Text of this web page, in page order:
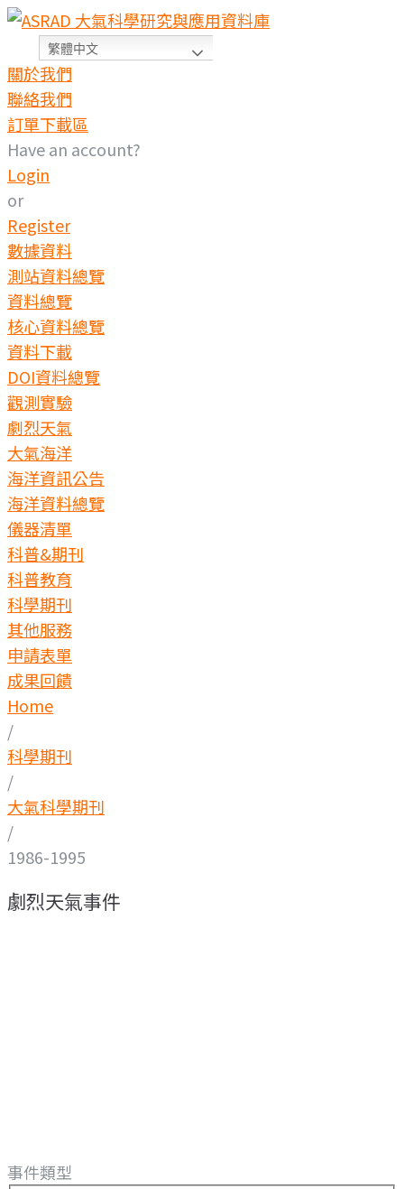
繁體中文
關於我們
聯絡我們
訂單下載區
Have an account?
Login
or
Register
數據資料
測站資料總覽
資料總覽
核心資料總覽
資料下載
DOI資料總覽
觀測實驗
劇烈天氣
大氣海洋
海洋資訊公告
海洋資料總覽
儀器清單
科普&期刊
科普教育
科學期刊
其他服務
申請表單
成果回饋
Home
/
科學期刊
/
大氣科學期刊
/
1986-1995
劇烈天氣事件
事件類型